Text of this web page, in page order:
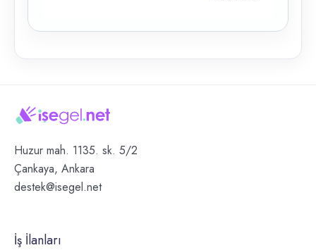
Huzur mah. 1135. sk. 5/2
Çankaya, Ankara
destek@isegel.net
İş İlanları